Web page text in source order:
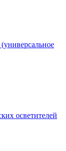
осветителей